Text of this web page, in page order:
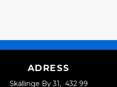
ADRESS
Skällinge By 31, 432 99